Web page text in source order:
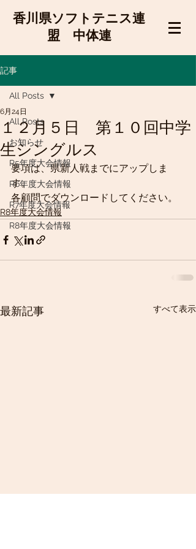
香川県ソフトテニス連
盟 中体連
記事
All Posts
お知らせ
R5年度大会情報
R6年度大会情報
R7年度大会情報
R8年度大会情報
All Posts
１２月５日 第１０回中学
生シングルス
6月24日
要項は、県新人戦までにアップしま
す。
各顧問でダウンロードしてください。
R8年度大会情報
最新記事 すべて表示